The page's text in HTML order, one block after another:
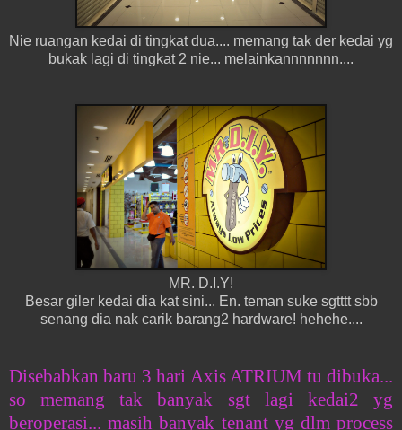
Nie ruangan kedai di tingkat dua.... memang tak der kedai yg
bukak lagi di tingkat 2 nie... melainkannnnnnn....
MR. D.I.Y!
Besar giler kedai dia kat sini... En. teman suke sgtttt sbb
senang dia nak carik barang2 hardware! hehehe....
Disebabkan baru 3 hari Axis ATRIUM tu dibuka...
so memang tak banyak sgt lagi kedai2 yg
beroperasi... masih banyak tenant yg dlm process